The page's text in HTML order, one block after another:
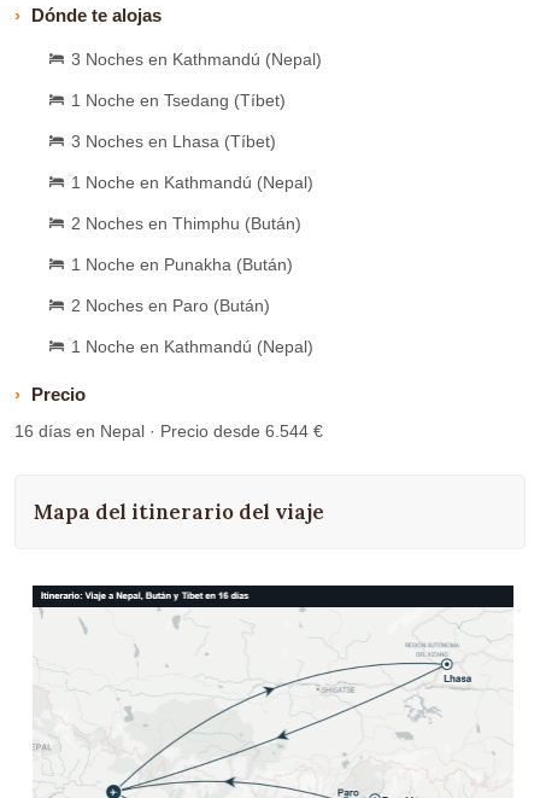
Dónde te alojas
3 Noches en Kathmandú (Nepal)
1 Noche en Tsedang (Tíbet)
3 Noches en Lhasa (Tíbet)
1 Noche en Kathmandú (Nepal)
2 Noches en Thimphu (Bután)
1 Noche en Punakha (Bután)
2 Noches en Paro (Bután)
1 Noche en Kathmandú (Nepal)
Precio
16 días en Nepal · Precio desde 6.544 €
Mapa del itinerario del viaje